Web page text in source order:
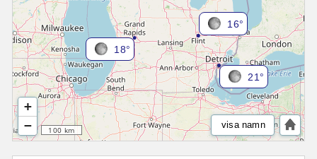
21°
18°
16°
+
−
100 km visa namn